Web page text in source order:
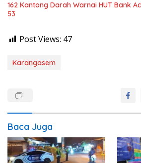
162 Kantong Darah Warnai HUT Bank
53
Post Views: 47
Karangasem
Baca Juga